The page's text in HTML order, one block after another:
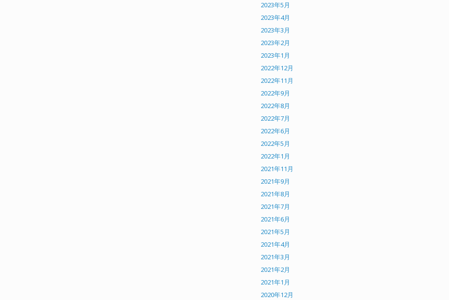
2023年5月
2023年4月
2023年3月
2023年2月
2023年1月
2022年12月
2022年11月
2022年9月
2022年8月
2022年7月
2022年6月
2022年5月
2022年1月
2021年11月
2021年9月
2021年8月
2021年7月
2021年6月
2021年5月
2021年4月
2021年3月
2021年2月
2021年1月
2020年12月